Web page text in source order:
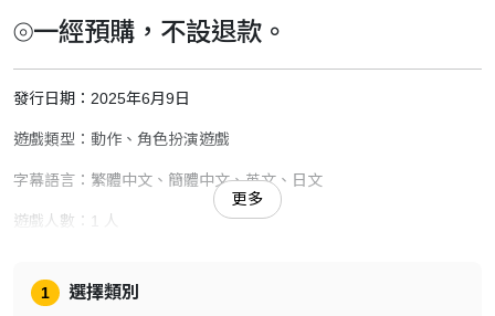
⦾一經預購，不設退款。
發行日期：2025年6月9日
遊戲類型：動作、角色扮演遊戲
字幕語言：繁體中文、簡體中文、英文、日文
遊戲人數：1 人
完整版特典
更多
1 選擇類別